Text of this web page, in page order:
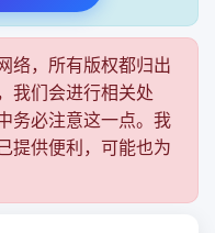
络，所有版权都归出
我们会进行相关处
务必注意这一点。我
提供便利，可能也为